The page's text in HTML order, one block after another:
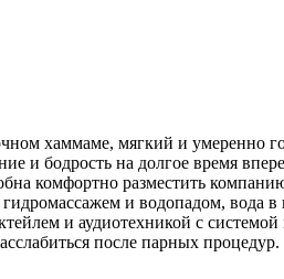
хаммаме, мягкий и умеренно
и бодрость на долгое время
комфортно разместить
и водопадом, вода в
и аудиотехникой с системой
после парных